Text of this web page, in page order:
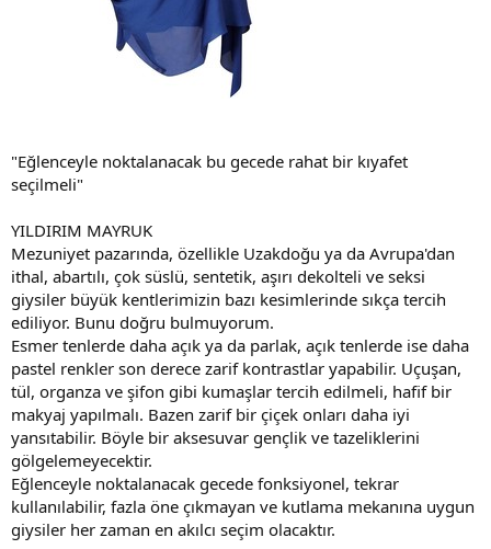
"Eğlenceyle noktalanacak bu gecede rahat bir kıyafet
seçilmeli"
YILDIRIM MAYRUK
Mezuniyet pazarında, özellikle Uzakdoğu ya da Avrupa'dan
ithal, abartılı, çok süslü, sentetik, aşırı dekolteli ve seksi
giysiler büyük kentlerimizin bazı kesimlerinde sıkça tercih
ediliyor. Bunu doğru bulmuyorum.
Esmer tenlerde daha açık ya da parlak, açık tenlerde ise daha
pastel renkler son derece zarif kontrastlar yapabilir. Uçuşan,
tül, organza ve şifon gibi kumaşlar tercih edilmeli, hafif bir
makyaj yapılmalı. Bazen zarif bir çiçek onları daha iyi
yansıtabilir. Böyle bir aksesuvar gençlik ve tazeliklerini
gölgelemeyecektir.
Eğlenceyle noktalanacak gecede fonksiyonel, tekrar
kullanılabilir, fazla öne çıkmayan ve kutlama mekanına uygun
giysiler her zaman en akılcı seçim olacaktır.